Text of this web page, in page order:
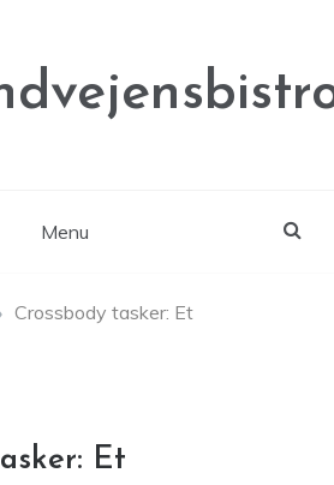
Menu
Crossbody tasker: Et
Et